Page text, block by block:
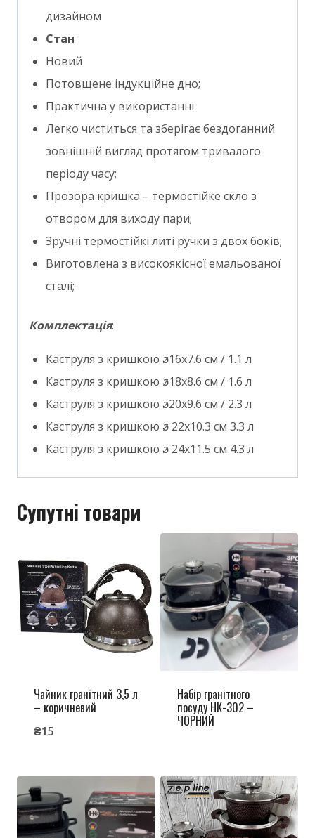
дизайном
Стан
Новий
Потовщене індукційне дно;
Практична у використанні
Легко чиститься та зберігає бездоганний
зовнішній вигляд протягом тривалого
періоду часу;
Прозора кришка – термостійке скло з
отвором для виходу пари;
Зручні термостійкі литі ручки з двох боків;
Виготовлена ​​з високоякісної емальованої
сталі;
Комплектація:
Каструля з кришкою ꬿ16х7.6 см / 1.1 л
Каструля з кришкою ꬿ18х8.6 см / 1.6 л
Каструля з кришкою ꬿ20х9.6 см / 2.3 л
Каструля з кришкою ꬿ 22х10.3 см 3.3 л
Каструля з кришкою ꬿ 24х11.5 см 4.3 л
Супутні товари
Чайник гранітний 3,5 л
– коричневий
₴15
Набір гранітного
посуду НК-302 –
ЧОРНИЙ